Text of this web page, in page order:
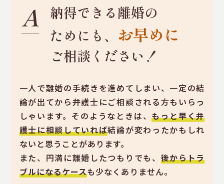
A
納得できる離婚の
ためにも、 お早めに
ご相談ください！
一人で離婚の手続きを進めてしまい、一定の結
論が出てから弁護士にご相談される方もいらっ
しゃいます。そのようなときは、もっと早く弁
護士に相談していれば結論が変わったかもしれ
ないと思うことがあります。
また、円満に離婚したつもりでも、 後からトラ
ブルになるケースも少なくありません。